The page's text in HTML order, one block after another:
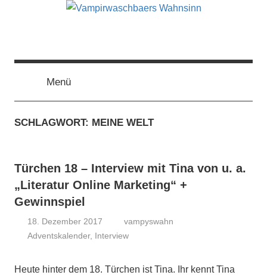
Vampirwaschbaers
Wahnsinn
mein
mein
persönlicher
Wahnsinn
Menü
SCHLAGWORT: MEINE WELT
Türchen 18 – Interview mit Tina von u. a.
„Literatur Online Marketing“ +
Gewinnspiel
18. Dezember 2017
vampyswahn
Adventskalender, Interview
Heute hinter dem 18. Türchen ist Tina. Ihr kennt Tina